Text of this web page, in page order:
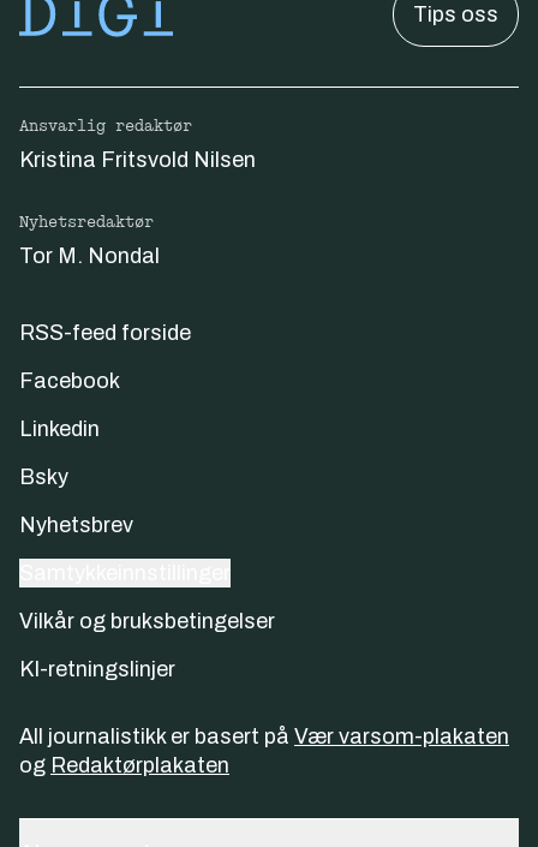
Tips oss
Ansvarlig redaktør
Kristina Fritsvold Nilsen
Nyhetsredaktør
Tor M. Nondal
RSS-feed forside
Facebook
Linkedin
Bsky
Nyhetsbrev
Vilkår og bruksbetingelser
KI-retningslinjer
All journalistikk er basert på Vær varsom-plakaten
og Redaktørplakaten